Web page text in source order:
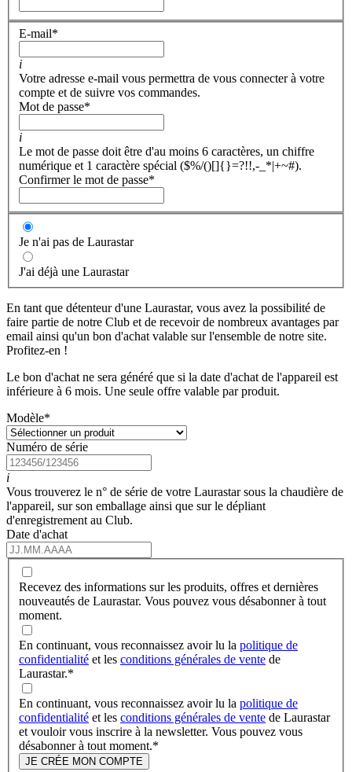
E-mail*
i
Votre adresse e-mail vous permettra de vous connecter à votre
compte et de suivre vos commandes.
Mot de passe*
i
Le mot de passe doit être d'au moins 6 caractères, un chiffre
numérique et 1 caractère spécial ($%/()[]{}=?!!,-_*|+~#).
Confirmer le mot de passe*
Je n'ai pas de Laurastar
J'ai déjà une Laurastar
En tant que détenteur d'une Laurastar, vous avez la possibilité de
faire partie de notre Club et de recevoir de nombreux avantages par
email ainsi qu'un bon d'achat valable sur l'ensemble de notre site.
Profitez-en !
Le bon d'achat ne sera généré que si la date d'achat de l'appareil est
inférieure à 6 mois. Une seule offre valable par produit.
Modèle*
Numéro de série
i
Vous trouverez le n° de série de votre Laurastar sous la chaudière de
l'appareil, sur son emballage ainsi que sur le dépliant
d'enregistrement au Club.
Date d'achat
Recevez des informations sur les produits, offres et dernières
nouveautés de Laurastar. Vous pouvez vous désabonner à tout
moment.
En continuant, vous reconnaissez avoir lu la politique de
confidentialité et les conditions générales de vente de
Laurastar.*
En continuant, vous reconnaissez avoir lu la politique de
confidentialité et les conditions générales de vente de Laurastar
et vouloir vous inscrire à la newsletter. Vous pouvez vous
désabonner à tout moment.*
JE CRÉE MON COMPTE